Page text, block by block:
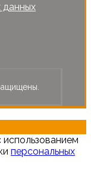
данных
использованием
персональных